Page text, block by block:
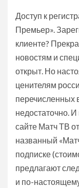
Доступ к
Премьер».
клиенте?
новостям и
открыт. Но
ценителям
перечисленных
недостаточно.
сайте Матч ТВ
названный
подписке
предлагают
и по-